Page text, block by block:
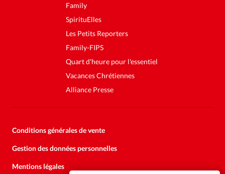
Family
SpirituElles
Les Petits Reporters
Family-FIPS
Quart d'heure pour l'essentiel
Vacances Chrétiennes
Alliance Presse
Conditions générales de vente
Gestion des données personnelles
Mentions légales